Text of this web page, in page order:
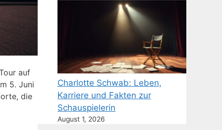
auf
5. Juni
die
Charlotte Schwab: Leben,
Karriere und Fakten zur
Schauspielerin
August 1, 2026